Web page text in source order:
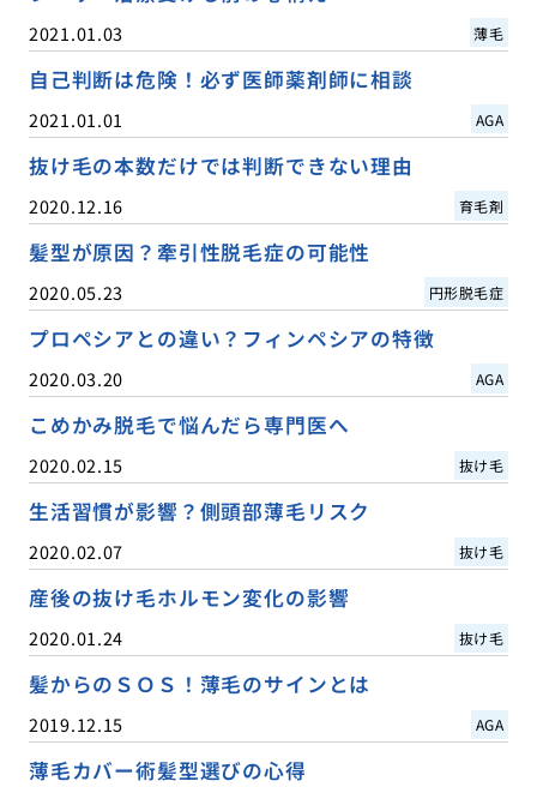
2021.01.03 薄毛
自己判断は危険！必ず医師薬剤師に相談
2021.01.01 AGA
抜け毛の本数だけでは判断できない理由
2020.12.16 育毛剤
髪型が原因？牽引性脱毛症の可能性
2020.05.23 円形脱毛症
プロペシアとの違い？フィンペシアの特徴
2020.03.20 AGA
こめかみ脱毛で悩んだら専門医へ
2020.02.15 抜け毛
生活習慣が影響？側頭部薄毛リスク
2020.02.07 抜け毛
産後の抜け毛ホルモン変化の影響
2020.01.24 抜け毛
髪からのＳＯＳ！薄毛のサインとは
2019.12.15 AGA
薄毛カバー術髪型選びの心得